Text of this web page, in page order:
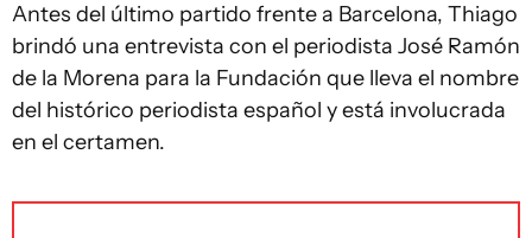
Antes del último partido frente a Barcelona, Thiago
brindó una entrevista con el periodista José Ramón
de la Morena para la Fundación que lleva el nombre
del histórico periodista español y está involucrada
en el certamen.